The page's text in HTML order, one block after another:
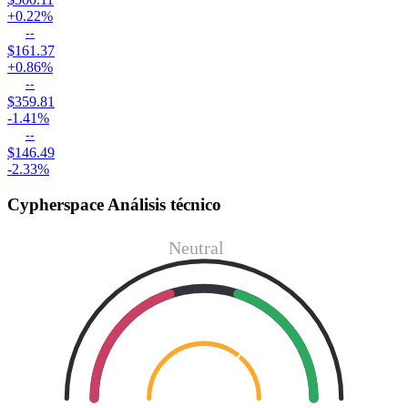
+0.22%
--
$161.37
+0.86%
--
$359.81
-1.41%
--
$146.49
-2.33%
Cypherspace Análisis técnico
Neutral